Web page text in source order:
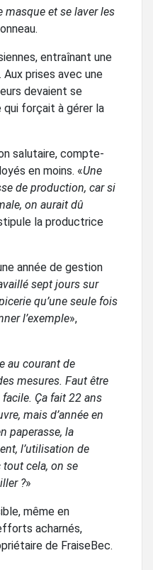
masque et se laver les
entraînant une
prises avec une
devaient se
qui forçait à gérer la
salutaire, compte-
en moins. «Une
de production, car si
on aurait dû
la productrice
année de gestion
sept jours sur
qu’une seule fois
l’exemple»,
au courant de
mesures. Faut être
Ça fait 22 ans
mais d’année en
paperasse, la
l’utilisation de
tout cela, on se
?»
même en
acharnés,
de FraiseBec.